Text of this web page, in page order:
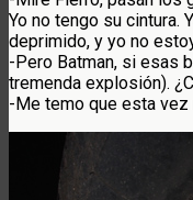
Yo no tengo su cintura.
deprimido, y yo no
-Pero Batman, si esas
tremenda explosión).
-Me temo que esta vez